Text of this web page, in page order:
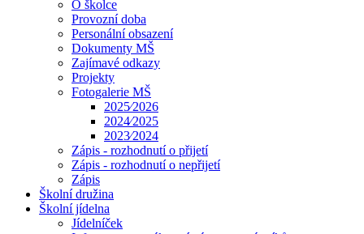
O školce
Provozní doba
Personální obsazení
Dokumenty MŠ
Zajímavé odkazy
Projekty
Fotogalerie MŠ
2025⁄2026
2024⁄2025
2023⁄2024
Zápis - rozhodnutí o přijetí
Zápis - rozhodnutí o nepřijetí
Zápis
Školní družina
Školní jídelna
Jídelníček